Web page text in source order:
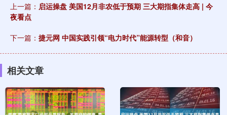
上一篇： 启运操盘 美国12月非农低于预期 三大期指集体走高 | 今
夜看点
下一篇： 捷元网 中国实践引领“电力时代”能源转型（和音）
相关文章